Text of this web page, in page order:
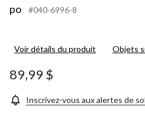
po
#040-6996-8
Voir détails du produit Objets
89,99 $
Inscrivez-vous aux alertes de